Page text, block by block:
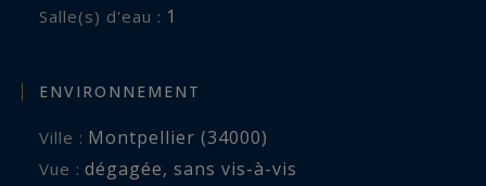
Salle(s) d'eau : 1
ENVIRONNEMENT
Ville : Montpellier (34000)
Vue : dégagée, sans vis-à-vis